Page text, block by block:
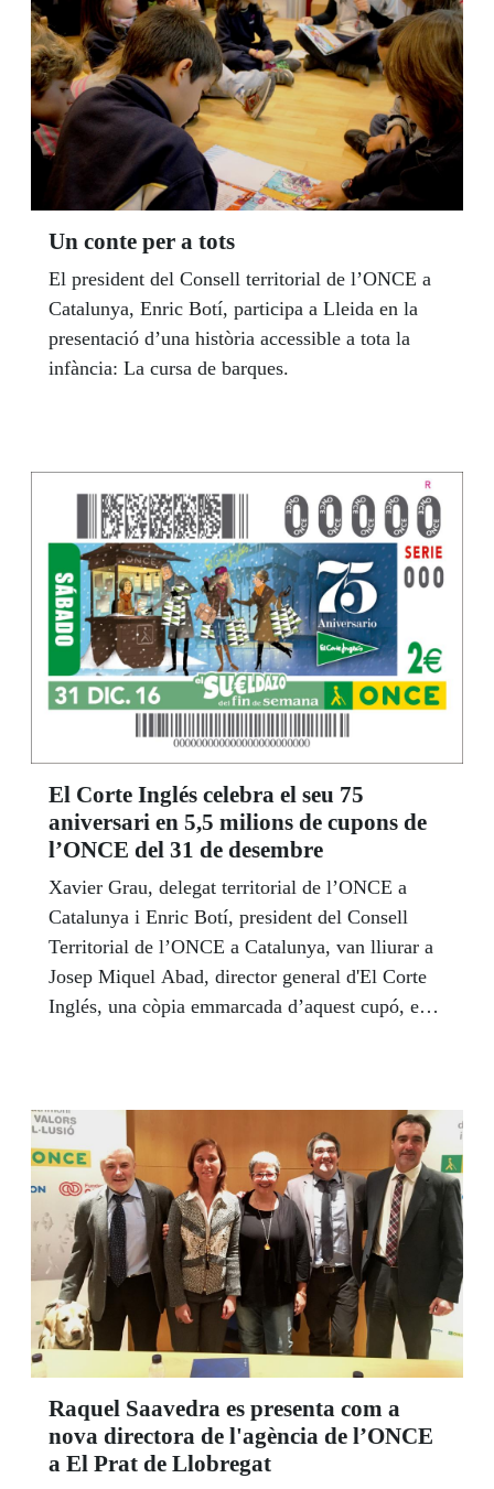
Un conte per a tots
El president del Consell territorial de l’ONCE a
Catalunya, Enric Botí, participa a Lleida en la
presentació d’una història accessible a tota la
infància: La cursa de barques.
El Corte Inglés celebra el seu 75
aniversari en 5,5 milions de cupons de
l’ONCE del 31 de desembre
Xavier Grau, delegat territorial de l’ONCE a
Catalunya i Enric Botí, president del Consell
Territorial de l’ONCE a Catalunya, van lliurar a
Josep Miquel Abad, director general d'El Corte
Inglés, una còpia emmarcada d’aquest cupó, en
Raquel Saavedra es presenta com a
nova directora de l'agència de l’ONCE
a El Prat de Llobregat